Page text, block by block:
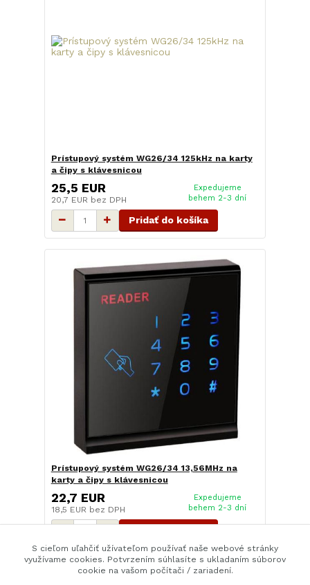
Prístupový systém WG26/34 125kHz na karty
a čipy s klávesnicou
25,5 EUR
20,7 EUR bez DPH
Expedujeme
behem 2-3 dní
Pridať do košíka
Prístupový systém WG26/34 13,56MHz na
karty a čipy s klávesnicou
22,7 EUR
18,5 EUR bez DPH
Expedujeme
behem 2-3 dní
strana z 1
S cieľom uľahčiť užívateľom používať naše webové stránky
využívame cookies. Potvrzením súhlasíte s ukladaním súborov
cookie na vašom počítači / zariadení.